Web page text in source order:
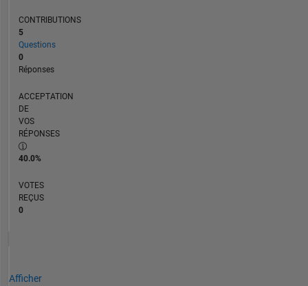
CONTRIBUTIONS
5
Questions
0
Réponses
ACCEPTATION
DE
VOS
RÉPONSES
40.0%
VOTES
REÇUS
0
Afficher